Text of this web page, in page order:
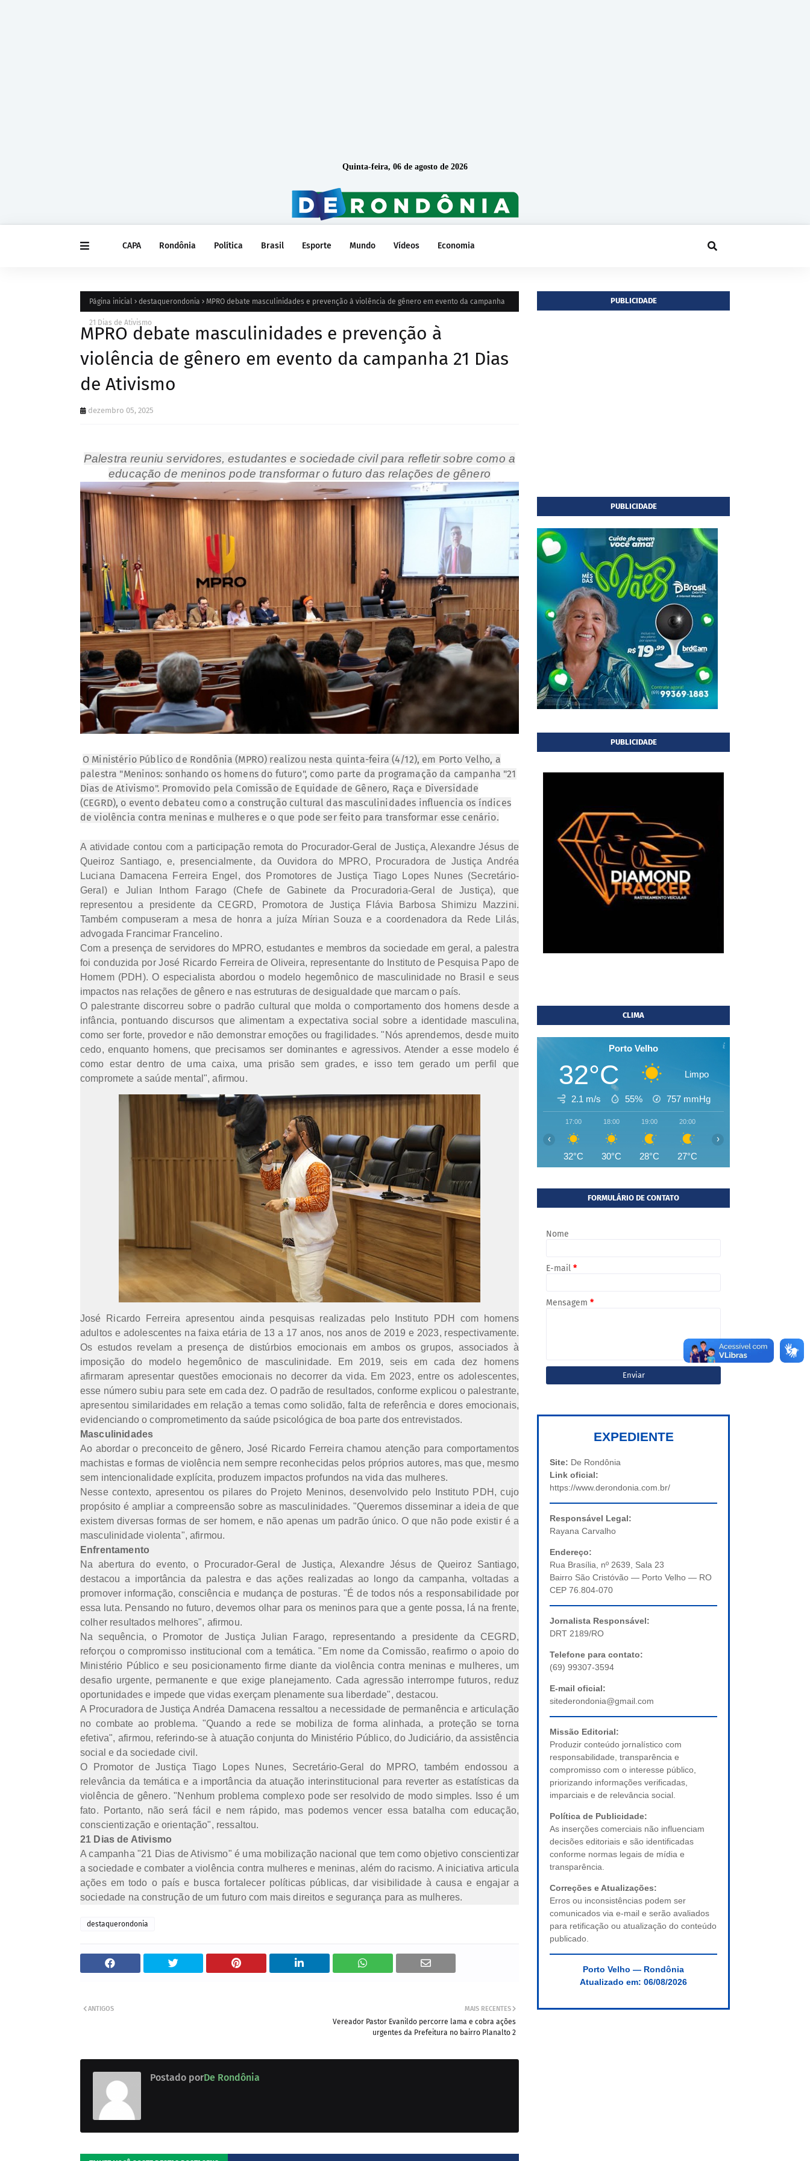
Quinta-feira, 06 de agosto de 2026
CAPA Rondônia Política Brasil Esporte Mundo Vídeos Economia
Página inicial destaquerondonia MPRO debate masculinidades e prevenção à violência de gênero em evento da campanha
21 Dias de Ativismo
MPRO debate masculinidades e prevenção à
violência de gênero em evento da campanha 21 Dias
de Ativismo
dezembro 05, 2025
Palestra reuniu servidores, estudantes e sociedade civil para refletir sobre como a
educação de meninos pode transformar o futuro das relações de gênero
O Ministério Público de Rondônia (MPRO) realizou nesta quinta-feira (4/12), em Porto Velho, a
palestra "Meninos: sonhando os homens do futuro", como parte da programação da campanha "21
Dias de Ativismo". Promovido pela Comissão de Equidade de Gênero, Raça e Diversidade
(CEGRD), o evento debateu como a construção cultural das masculinidades influencia os índices
de violência contra meninas e mulheres e o que pode ser feito para transformar esse cenário.
A atividade contou com a participação remota do Procurador-Geral de Justiça, Alexandre Jésus de
Queiroz Santiago, e, presencialmente, da Ouvidora do MPRO, Procuradora de Justiça Andréa
Luciana Damacena Ferreira Engel, dos Promotores de Justiça Tiago Lopes Nunes (Secretário-
Geral) e Julian Inthom Farago (Chefe de Gabinete da Procuradoria-Geral de Justiça), que
representou a presidente da CEGRD, Promotora de Justiça Flávia Barbosa Shimizu Mazzini.
Também compuseram a mesa de honra a juíza Mírian Souza e a coordenadora da Rede Lilás,
advogada Francimar Francelino.
Com a presença de servidores do MPRO, estudantes e membros da sociedade em geral, a palestra
foi conduzida por José Ricardo Ferreira de Oliveira, representante do Instituto de Pesquisa Papo de
Homem (PDH). O especialista abordou o modelo hegemônico de masculinidade no Brasil e seus
impactos nas relações de gênero e nas estruturas de desigualdade que marcam o país.
O palestrante discorreu sobre o padrão cultural que molda o comportamento dos homens desde a
infância, pontuando discursos que alimentam a expectativa social sobre a identidade masculina,
como ser forte, provedor e não demonstrar emoções ou fragilidades. "Nós aprendemos, desde muito
cedo, enquanto homens, que precisamos ser dominantes e agressivos. Atender a esse modelo é
como estar dentro de uma caixa, uma prisão sem grades, e isso tem gerado um perfil que
compromete a saúde mental", afirmou.
José Ricardo Ferreira apresentou ainda pesquisas realizadas pelo Instituto PDH com homens
adultos e adolescentes na faixa etária de 13 a 17 anos, nos anos de 2019 e 2023, respectivamente.
Os estudos revelam a presença de distúrbios emocionais em ambos os grupos, associados à
imposição do modelo hegemônico de masculinidade. Em 2019, seis em cada dez homens
afirmaram apresentar questões emocionais no decorrer da vida. Em 2023, entre os adolescentes,
esse número subiu para sete em cada dez. O padrão de resultados, conforme explicou o palestrante,
apresentou similaridades em relação a temas como solidão, falta de referência e dores emocionais,
evidenciando o comprometimento da saúde psicológica de boa parte dos entrevistados.
Masculinidades
Ao abordar o preconceito de gênero, José Ricardo Ferreira chamou atenção para comportamentos
machistas e formas de violência nem sempre reconhecidas pelos próprios autores, mas que, mesmo
sem intencionalidade explícita, produzem impactos profundos na vida das mulheres.
Nesse contexto, apresentou os pilares do Projeto Meninos, desenvolvido pelo Instituto PDH, cujo
propósito é ampliar a compreensão sobre as masculinidades. "Queremos disseminar a ideia de que
existem diversas formas de ser homem, e não apenas um padrão único. O que não pode existir é a
masculinidade violenta", afirmou.
Enfrentamento
Na abertura do evento, o Procurador-Geral de Justiça, Alexandre Jésus de Queiroz Santiago,
destacou a importância da palestra e das ações realizadas ao longo da campanha, voltadas a
promover informação, consciência e mudança de posturas. "É de todos nós a responsabilidade por
essa luta. Pensando no futuro, devemos olhar para os meninos para que a gente possa, lá na frente,
colher resultados melhores", afirmou.
Na sequência, o Promotor de Justiça Julian Farago, representando a presidente da CEGRD,
reforçou o compromisso institucional com a temática. "Em nome da Comissão, reafirmo o apoio do
Ministério Público e seu posicionamento firme diante da violência contra meninas e mulheres, um
desafio urgente, permanente e que exige planejamento. Cada agressão interrompe futuros, reduz
oportunidades e impede que vidas exerçam plenamente sua liberdade", destacou.
A Procuradora de Justiça Andréa Damacena ressaltou a necessidade de permanência e articulação
no combate ao problema. "Quando a rede se mobiliza de forma alinhada, a proteção se torna
efetiva", afirmou, referindo-se à atuação conjunta do Ministério Público, do Judiciário, da assistência
social e da sociedade civil.
O Promotor de Justiça Tiago Lopes Nunes, Secretário-Geral do MPRO, também endossou a
relevância da temática e a importância da atuação interinstitucional para reverter as estatísticas da
violência de gênero. "Nenhum problema complexo pode ser resolvido de modo simples. Isso é um
fato. Portanto, não será fácil e nem rápido, mas podemos vencer essa batalha com educação,
conscientização e orientação", ressaltou.
21 Dias de Ativismo
A campanha "21 Dias de Ativismo" é uma mobilização nacional que tem como objetivo conscientizar
a sociedade e combater a violência contra mulheres e meninas, além do racismo. A iniciativa articula
ações em todo o país e busca fortalecer políticas públicas, dar visibilidade à causa e engajar a
sociedade na construção de um futuro com mais direitos e segurança para as mulheres.
destaquerondonia
MAIS RECENTES
Vereador Pastor Evanildo percorre lama e cobra ações
urgentes da Prefeitura no bairro Planalto 2
ANTIGOS
Postado porDe Rondônia
PUBLICIDADE
PUBLICIDADE
PUBLICIDADE
CLIMA
Porto Velho
32°C Limpo
2.1 m/s 55% 757 mmHg
17:00
32°C
18:00
30°C
19:00
28°C
20:00
27°C
‹ ›
FORMULÁRIO DE CONTATO
Nome
E-mail *
Mensagem *
EXPEDIENTE
Site: De Rondônia
Link oficial:
https://www.derondonia.com.br/
Responsável Legal:
Rayana Carvalho
Endereço:
Rua Brasília, nº 2639, Sala 23
Bairro São Cristóvão — Porto Velho — RO
CEP 76.804-070
Jornalista Responsável:
DRT 2189/RO
Telefone para contato:
(69) 99307-3594
E-mail oficial:
sitederondonia@gmail.com
Missão Editorial:
Produzir conteúdo jornalístico com
responsabilidade, transparência e
compromisso com o interesse público,
priorizando informações verificadas,
imparciais e de relevância social.
Política de Publicidade:
As inserções comerciais não influenciam
decisões editoriais e são identificadas
conforme normas legais de mídia e
transparência.
Correções e Atualizações:
Erros ou inconsistências podem ser
comunicados via e-mail e serão avaliados
para retificação ou atualização do conteúdo
publicado.
Porto Velho — Rondônia
Atualizado em: 06/08/2026